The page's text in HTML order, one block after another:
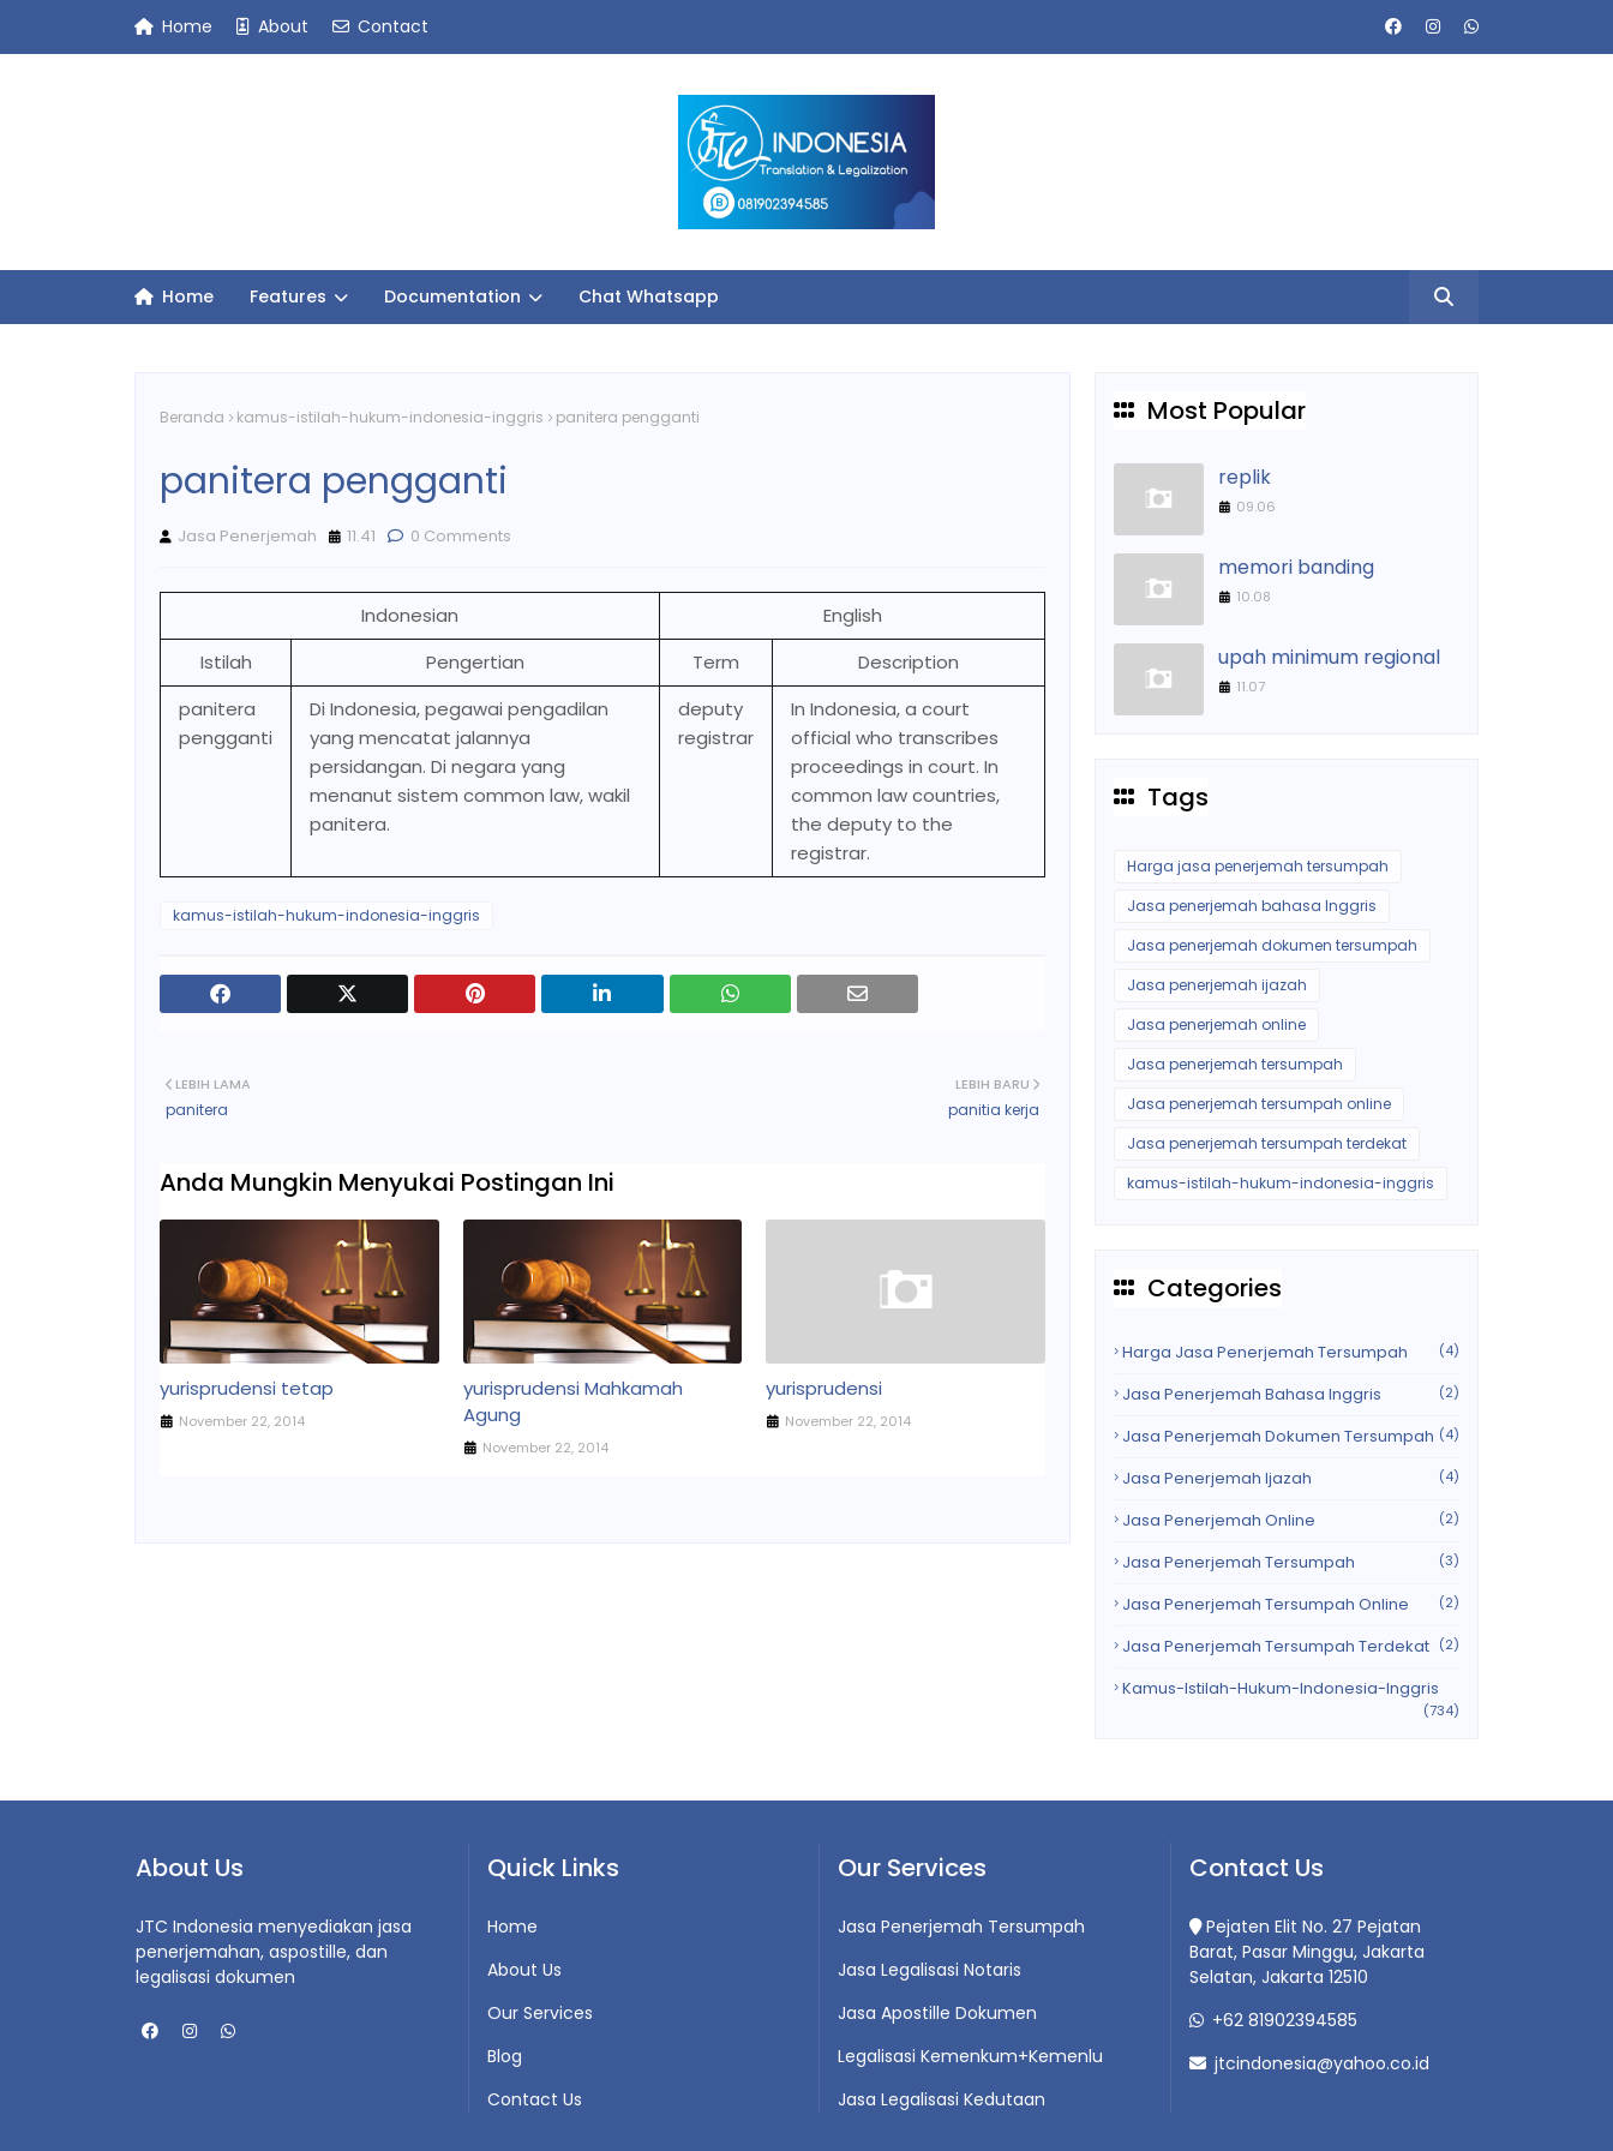
Home About Contact
Home Features Documentation Chat Whatsapp
Beranda kamus-istilah-hukum-indonesia-inggris panitera pengganti
panitera pengganti
Jasa Penerjemah 11.41 0 Comments
Indonesian
English
Istilah
Pengertian Term
Description
panitera
pengganti
Di Indonesia, pegawai pengadilan
yang mencatat jalannya
persidangan. Di negara yang
menanut sistem common law, wakil
panitera.
deputy
registrar
In Indonesia, a court
official who transcribes
proceedings in court. In
common law countries,
the deputy to the
registrar.
kamus-istilah-hukum-indonesia-inggris
LEBIH BARU
panitia kerja
LEBIH LAMA
panitera
Anda Mungkin Menyukai Postingan Ini
yurisprudensi tetap
November 22, 2014
yurisprudensi Mahkamah
Agung
November 22, 2014
yurisprudensi
November 22, 2014
Most Popular
replik
09.06
memori banding
10.08
upah minimum regional
11.07
Tags
Harga jasa penerjemah tersumpah
Jasa penerjemah bahasa Inggris
Jasa penerjemah dokumen tersumpah
Jasa penerjemah ijazah
Jasa penerjemah online
Jasa penerjemah tersumpah
Jasa penerjemah tersumpah online
Jasa penerjemah tersumpah terdekat
kamus-istilah-hukum-indonesia-inggris
Categories
Harga Jasa Penerjemah Tersumpah (4)
Jasa Penerjemah Bahasa Inggris (2)
Jasa Penerjemah Dokumen Tersumpah (4)
Jasa Penerjemah Ijazah (4)
Jasa Penerjemah Online (2)
Jasa Penerjemah Tersumpah (3)
Jasa Penerjemah Tersumpah Online (2)
Jasa Penerjemah Tersumpah Terdekat (2)
Kamus-Istilah-Hukum-Indonesia-Inggris
(734)
About Us
JTC Indonesia menyediakan jasa
penerjemahan, aspostille, dan
legalisasi dokumen
Quick Links
Home
About Us
Our Services
Blog
Contact Us
Our Services
Jasa Penerjemah Tersumpah
Jasa Legalisasi Notaris
Jasa Apostille Dokumen
Legalisasi Kemenkum+Kemenlu
Jasa Legalisasi Kedutaan
Contact Us
Pejaten Elit No. 27 Pejatan
Barat, Pasar Minggu, Jakarta
Selatan, Jakarta 12510
+62 81902394585
jtcindonesia@yahoo.co.id